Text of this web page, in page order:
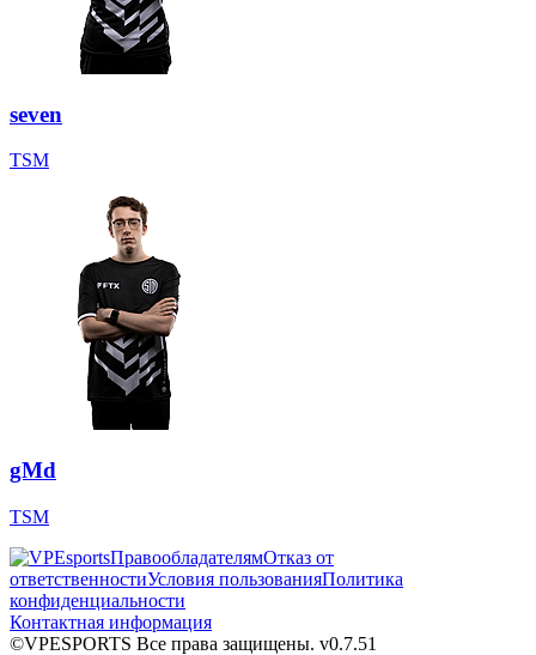
seven
TSM
gMd
TSM
ПравообладателямОтказ от
ответственностиУсловия пользованияПолитика
конфиденциальности
Контактная информация
©VPESPORTS Все права защищены. v0.7.51